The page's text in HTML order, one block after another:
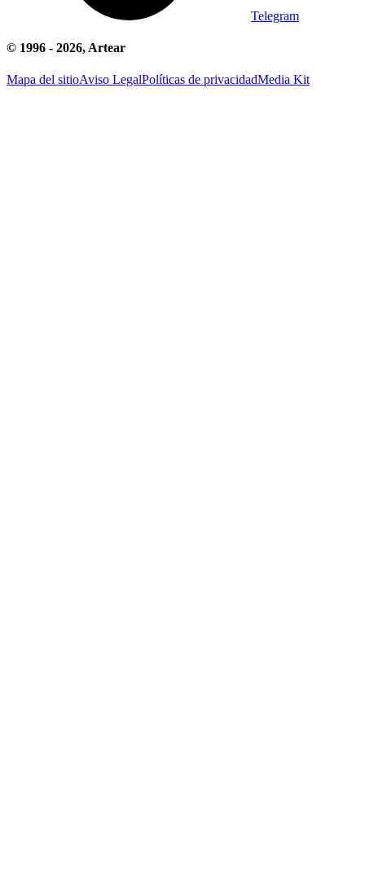
Telegram
© 1996 - 2026, Artear
Mapa del sitioAviso LegalPolíticas de privacidadMedia Kit